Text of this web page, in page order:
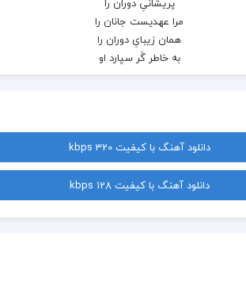
مرا عهدیست جانان را
همان زیبایِ دوران را
تمامِ عهد و پیمان را
بشاید گَر نوازد عشق
دلِ تنگِ پریشان را
مرا عدیست ایشان را
همان گیسوی اَفشان را
بشاید گَر نوازد عشق
دلِ تنگِ پریشان را
دانلود آهنگ با کیفیت 320 kbps
دانلود آهنگ با کیفیت 128 kbps